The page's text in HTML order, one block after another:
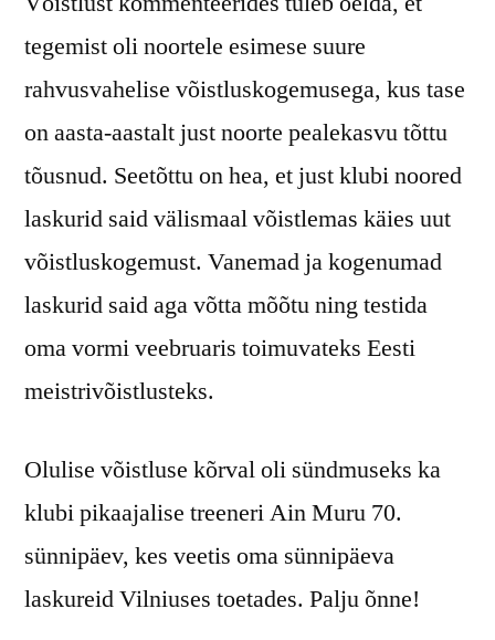
tegemist oli noortele esimese suure
rahvusvahelise võistluskogemusega, kus tase
on aasta-aastalt just noorte pealekasvu tõttu
tõusnud. Seetõttu on hea, et just klubi noored
laskurid said välismaal võistlemas käies uut
võistluskogemust. Vanemad ja kogenumad
laskurid said aga võtta mõõtu ning testida
oma vormi veebruaris toimuvateks Eesti
meistrivõistlusteks.
Olulise võistluse kõrval oli sündmuseks ka
klubi pikaajalise treeneri Ain Muru 70.
sünnipäev, kes veetis oma sünnipäeva
laskureid Vilniuses toetades. Palju õnne!